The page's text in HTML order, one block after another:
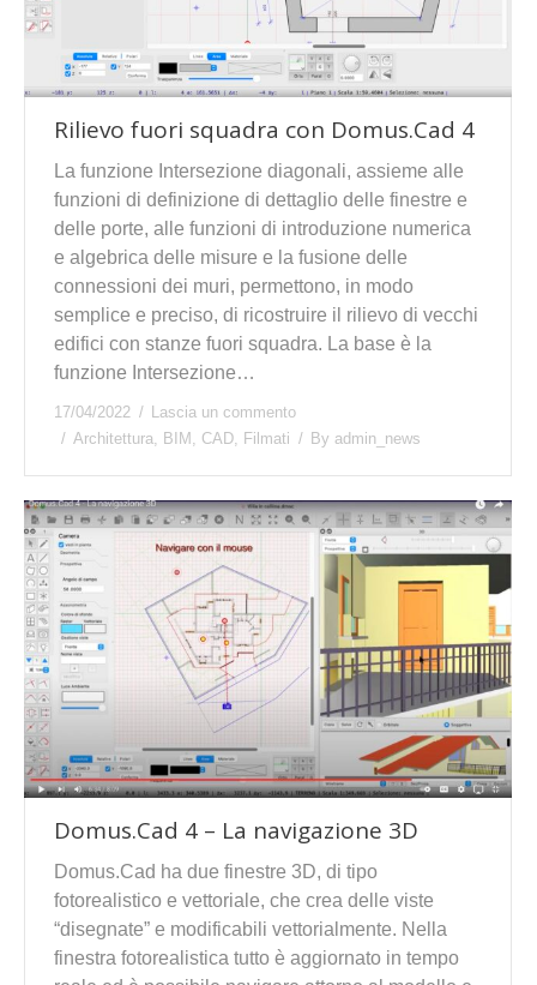
Rilievo fuori squadra con Domus.Cad 4
La funzione Intersezione diagonali, assieme alle
funzioni di definizione di dettaglio delle finestre e
delle porte, alle funzioni di introduzione numerica
e algebrica delle misure e la fusione delle
connessioni dei muri, permettono, in modo
semplice e preciso, di ricostruire il rilievo di vecchi
edifici con stanze fuori squadra. La base è la
funzione Intersezione…
17/04/2022
Lascia un commento
Architettura
BIM CAD Filmati By admin_news
Domus.Cad 4 – La navigazione 3D
Domus.Cad ha due finestre 3D, di tipo
fotorealistico e vettoriale, che crea delle viste
“disegnate” e modificabili vettorialmente. Nella
finestra fotorealistica tutto è aggiornato in tempo